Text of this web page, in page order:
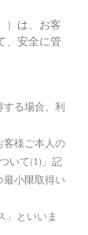
）は、お客
、安全に管
る場合、利
客様ご本人の
いて(1)」記
最小限取得い
」といいま